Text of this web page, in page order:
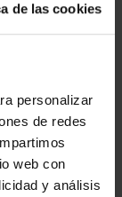
de las cookies
personalizar
de redes
web con
y análisis
usuarios